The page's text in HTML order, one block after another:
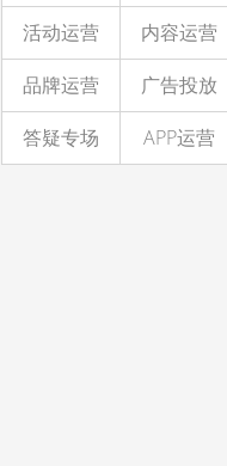
活动运营
内容运营
品牌运营
广告投放
答疑专场
APP运营